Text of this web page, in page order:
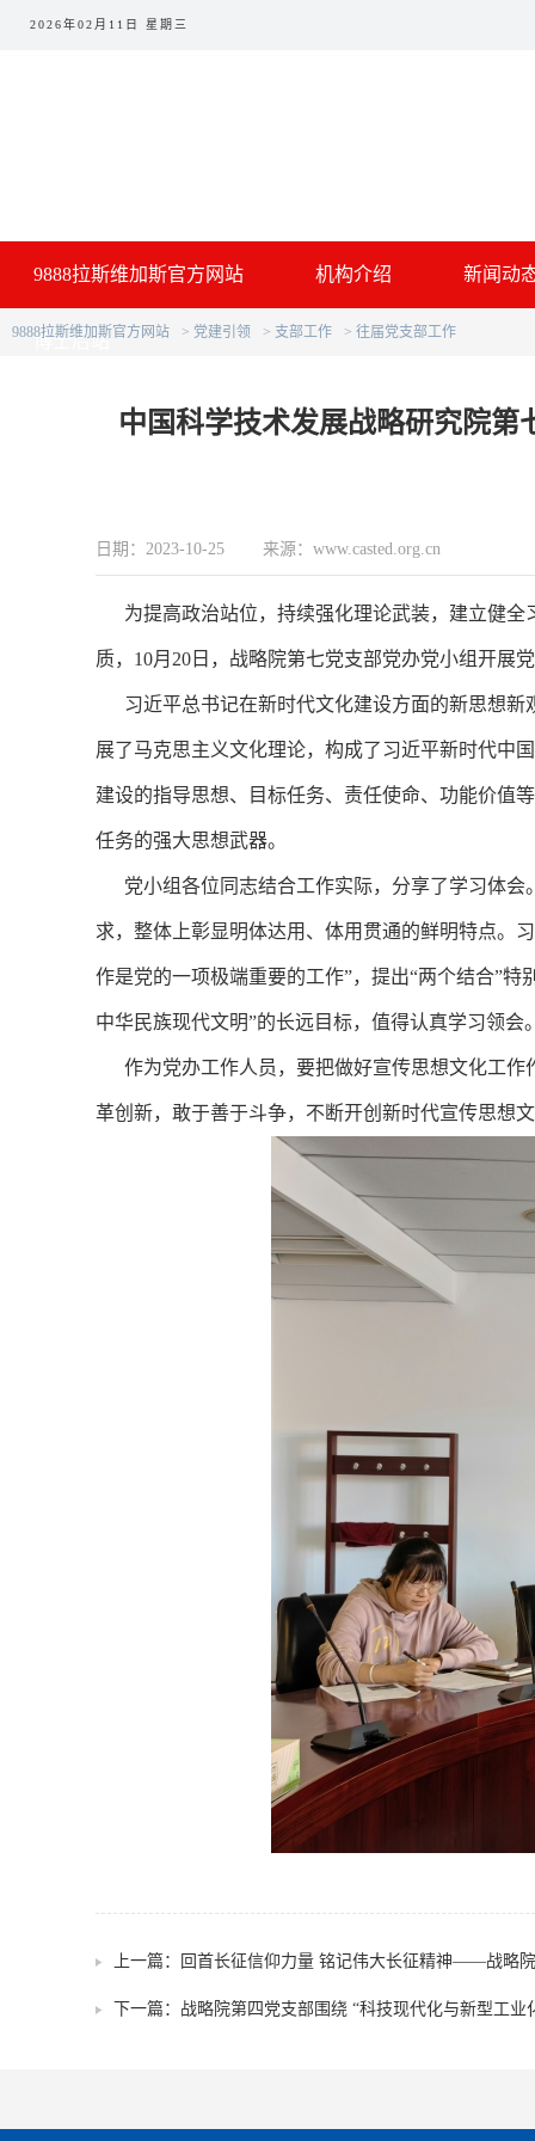
2026年02月11日 星期三
9888拉斯维加斯官方网站 机构介绍 新闻动
博士后站
9888拉斯维加斯官方网站 党建引领 支部工作 往届党支部工作
中国科学技术发展战略研究院
日期：2023-10-25 来源：www.casted.org.cn
为提高政治站位，持续强化理论武装，建立健全
质，10月20日，战略院第七党支部党办党小组开展
习近平总书记在新时代文化建设方面的新思想新
展了马克思主义文化理论，构成了习近平新时代中
建设的指导思想、目标任务、责任使命、功能价值
任务的强大思想武器。
党小组各位同志结合工作实际，分享了学习体会
求，整体上彰显明体达用、体用贯通的鲜明特点。
作是党的一项极端重要的工作”，提出“两个结合”
中华民族现代文明”的长远目标，值得认真学习领会
作为党办工作人员，要把做好宣传思想文化工作
革创新，敢于善于斗争，不断开创新时代宣传思想
上一篇： 回首长征信仰力量 铭记伟大长征精神——战略
下一篇： 战略院第四党支部围绕 “科技现代化与新型工业